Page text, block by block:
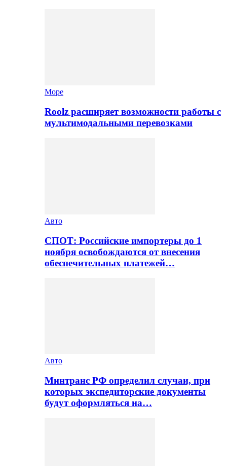
Море
Roolz расширяет возможности работы с
мультимодальными перевозками
Авто
СПОТ: Российские импортеры до 1
ноября освобождаются от внесения
обеспечительных платежей…
Авто
Минтранс РФ определил случаи, при
которых экспедиторские документы
будут оформляться на…